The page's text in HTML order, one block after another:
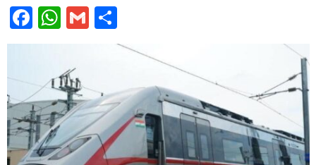
Facebook
WhatsApp
Gmail